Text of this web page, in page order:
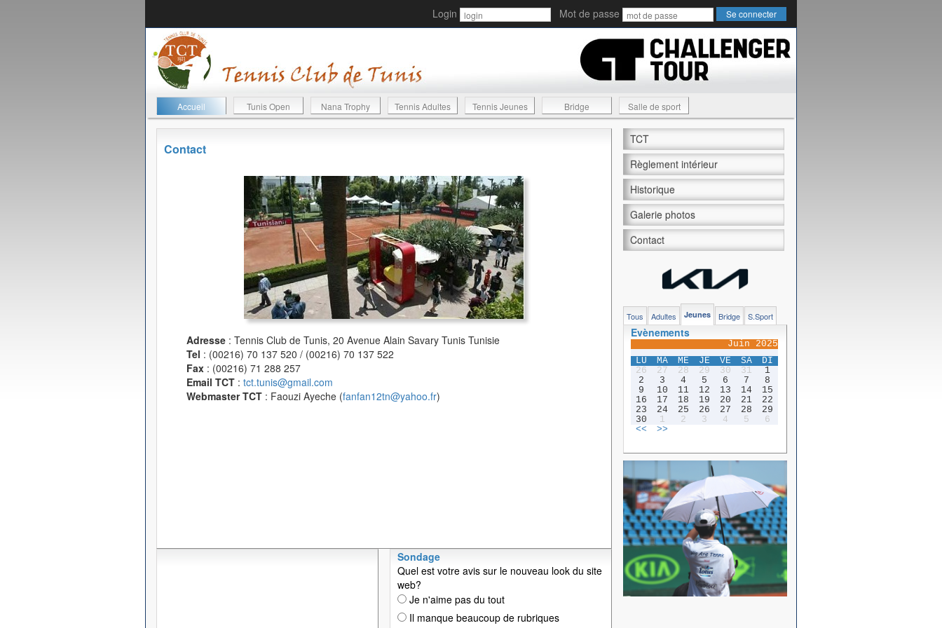
Login Mot de passe
Accueil Tunis Open Nana Trophy Tennis Adultes Tennis Jeunes Bridge Salle de sport
Contact
Adresse : Tennis Club de Tunis, 20 Avenue Alain Savary Tunis Tunisie
Tel : (00216) 70 137 520 / (00216) 70 137 522
Fax : (00216) 71 288 257
Email TCT : tct.tunis@gmail.com
Webmaster TCT : Faouzi Ayeche (fanfan12tn@yahoo.fr)
Sondage
Quel est votre avis sur le nouveau look du site
web?
Je n'aime pas du tout
Il manque beaucoup de rubriques
TCT
Règlement intérieur
Historique
Galerie photos
Contact
Tous Adultes Jeunes Bridge S.Sport
Evènements
Juin 2025
LU
MA ME JE VE SA
DI
26
27 28 29 30 31
1
2
3 4 5 6 7
8
9
10 11 12 13 14
15
16
17 18 19 20 21
22
23
24 25 26 27 28
29
30
1 2 3 4 5
6
<<
>>